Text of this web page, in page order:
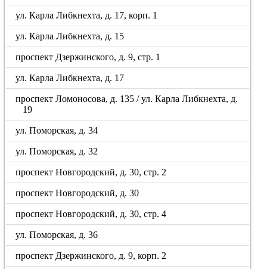
ул. Карла Либкнехта, д. 17, корп. 1
ул. Карла Либкнехта, д. 15
проспект Дзержинского, д. 9, стр. 1
ул. Карла Либкнехта, д. 17
проспект Ломоносова, д. 135 / ул. Карла Либкнехта, д.
19
ул. Поморская, д. 34
ул. Поморская, д. 32
проспект Новгородский, д. 30, стр. 2
проспект Новгородский, д. 30
проспект Новгородский, д. 30, стр. 4
ул. Поморская, д. 36
проспект Дзержинского, д. 9, корп. 2